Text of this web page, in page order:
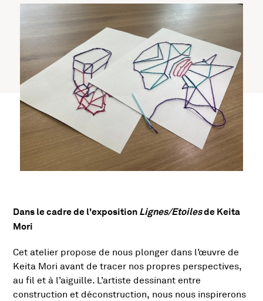
Présentation de l'activité
Dans le cadre de l'exposition Lignes/Etoilesde Keita
Mori
Cet atelier propose de nous plonger dans l’œuvre de
Keita Mori avant de tracer nos propres perspectives,
au fil et à l’aiguille. L’artiste dessinant entre
construction et déconstruction, nous nous inspirerons